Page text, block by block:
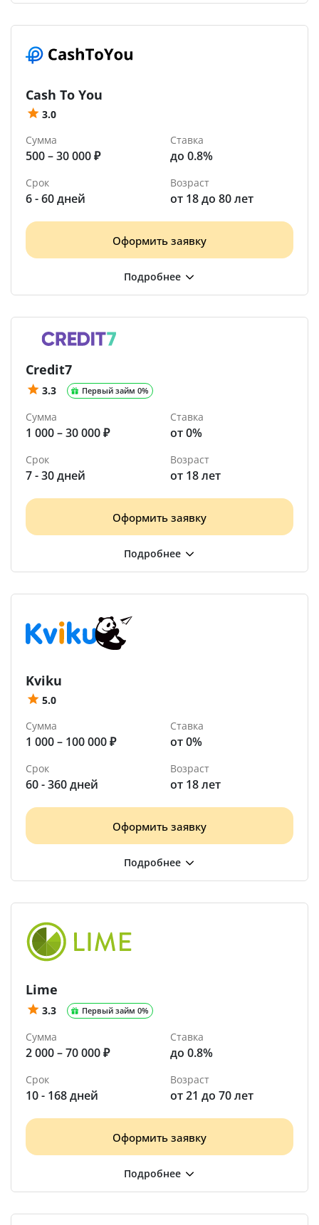
Cash To You
3.0
Сумма
500 – 30 000 ₽
Ставка
до 0.8%
Срок
6 - 60 дней
Возраст
от 18 до 80 лет
Оформить заявку
Credit7
3.3 Первый займ 0%
Сумма
1 000 – 30 000 ₽
Ставка
от 0%
Срок
7 - 30 дней
Возраст
от 18 лет
Оформить заявку
Kviku
5.0
Сумма
1 000 – 100 000 ₽
Ставка
от 0%
Срок
60 - 360 дней
Возраст
от 18 лет
Оформить заявку
Lime
3.3 Первый займ 0%
Сумма
2 000 – 70 000 ₽
Ставка
до 0.8%
Срок
10 - 168 дней
Возраст
от 21 до 70 лет
Оформить заявку